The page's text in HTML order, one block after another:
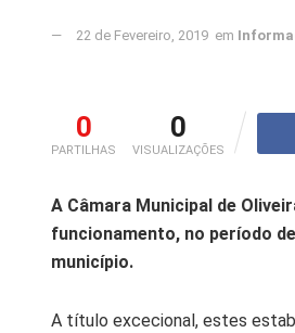
22 de Fevereiro, 2019 em
0
PARTILHAS
0
VISUALIZAÇÕES
A Câmara Municipal de
funcionamento, no período
município.
A título excecional, estes